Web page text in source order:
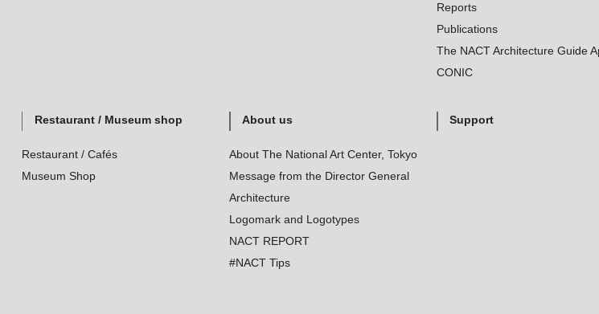
Reports
Publications
The NACT Architecture Guide
CONIC
Restaurant / Museum shop
Restaurant / Cafés
Museum Shop
About us
About The National Art Center, Tokyo
Message from the Director General
Architecture
Logomark and Logotypes
NACT REPORT
#NACT Tips
Support